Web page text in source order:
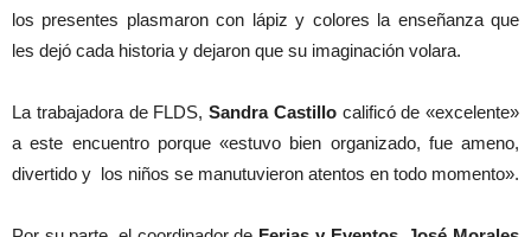
los presentes plasmaron con lápiz y colores la enseñanza que
les dejó cada historia y dejaron que su imaginación volara.
La trabajadora de FLDS, Sandra Castillocalificó de «excelente»
a este encuentro porque «estuvo bien organizado, fue ameno,
divertido y los niños se manutuvieron atentos en todo momento».